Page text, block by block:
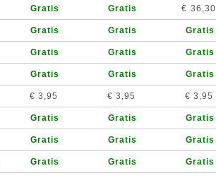
Gratis Gratis € 36,30
Gratis Gratis Gratis
Gratis Gratis Gratis
Gratis Gratis Gratis
€ 3,95 € 3,95 € 3,95
Gratis Gratis Gratis
Gratis Gratis Gratis
Gratis Gratis Gratis